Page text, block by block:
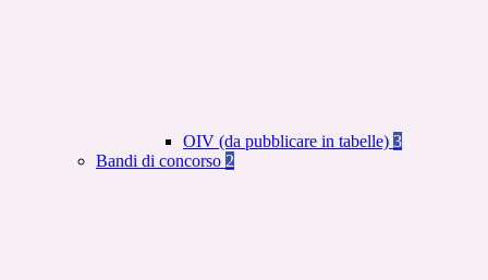
OIV (da pubblicare in tabelle) 3
Bandi di concorso 2